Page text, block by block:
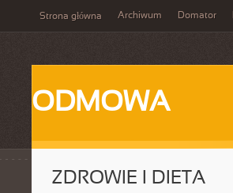
Strona główna Archiwum Domator
ODMOWA
ZDROWIE I DIETA